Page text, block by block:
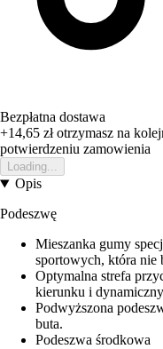
Bezpłatna dostawa
+14,65 złotrzymasz na
potwierdzeniu zamowienia
Loading...
Opis
Podeszwę
Mieszanka gumy
sportowych, która nie
Optymalna strefa
kierunku i
Podwyższona
buta.
Podeszwa środkowa